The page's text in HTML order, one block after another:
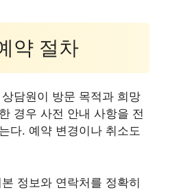
약 절차
담원이 방문 목적과 희망
경우 사전 안내 사항을 전
다. 예약 변경이나 취소도
정보와 연락처를 정확히